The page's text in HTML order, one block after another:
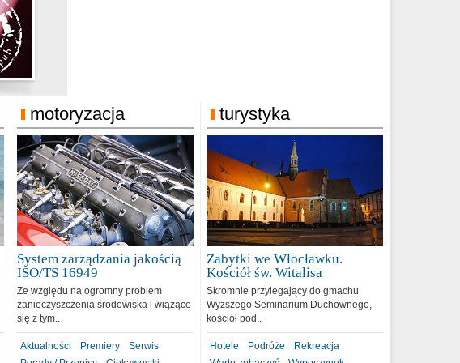
motoryzacja
System zarządzania jakością
ISO/TS 16949
Ze względu na ogromny problem
zanieczyszczenia środowiska i wiążące
się z tym..
Aktualności Premiery
Serwis
turystyka
Zabytki we Włocławku.
Kościół św. Witalisa
Skromnie przylegający do gmachu
Wyższego Seminarium Duchownego,
kościół pod..
Hotele Podróże
Rekreacja